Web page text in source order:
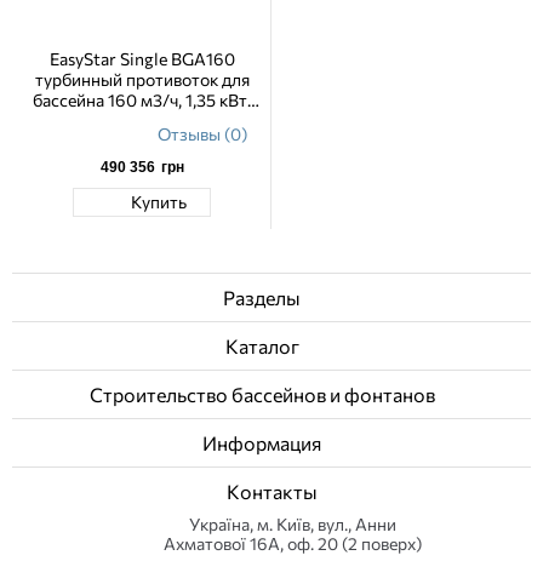
EasyStar Single BGA160
турбинный противоток для
бассейна 160 м3/ч, 1,35 кВт,
Отзывы (0)
490 356 грн
Купить
Разделы
Каталог
Строительство бассейнов и фонтанов
Информация
Контакты
Українa, м. Київ, вул., Анни
Ахматової 16А, оф. 20 (2 поверх)